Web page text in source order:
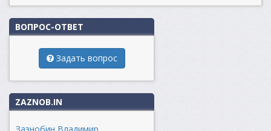
ВОПРОС-ОТВЕТ
Задать вопрос
ZAZNOB.IN
Зазнобин Владимир